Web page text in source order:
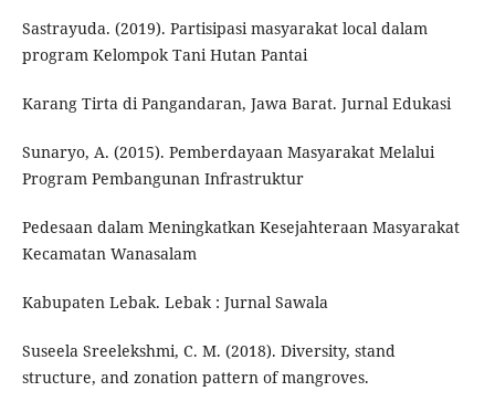
Sastrayuda. (2019). Partisipasi masyarakat local dalam
program Kelompok Tani Hutan Pantai
Karang Tirta di Pangandaran, Jawa Barat. Jurnal Edukasi
Sunaryo, A. (2015). Pemberdayaan Masyarakat Melalui
Program Pembangunan Infrastruktur
Pedesaan dalam Meningkatkan Kesejahteraan Masyarakat
Kecamatan Wanasalam
Kabupaten Lebak. Lebak : Jurnal Sawala
Suseela Sreelekshmi, C. M. (2018). Diversity, stand
structure, and zonation pattern of mangroves.